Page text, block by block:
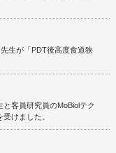
生が「PDT後高度食道狭
客員研究員のMoBiolテク
けました。